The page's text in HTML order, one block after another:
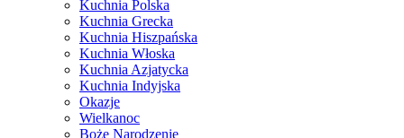
Kuchnia Polska
Kuchnia Grecka
Kuchnia Hiszpańska
Kuchnia Włoska
Kuchnia Azjatycka
Kuchnia Indyjska
Okazje
Wielkanoc
Boże Narodzenie